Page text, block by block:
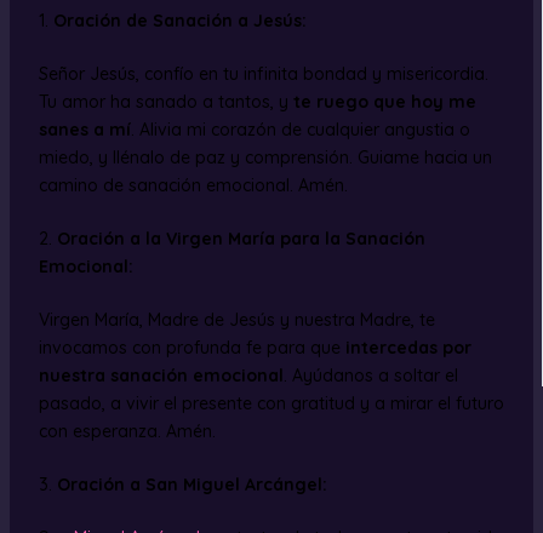
1. Oración de Sanación a Jesús:
Señor Jesús, confío en tu infinita bondad y misericordia.
Tu amor ha sanado a tantos, y te ruego que hoy me
sanes a mí. Alivia mi corazón de cualquier angustia o
miedo, y llénalo de paz y comprensión. Guiame hacia un
camino de sanación emocional. Amén.
2. Oración a la Virgen María para la Sanación
Emocional:
Virgen María, Madre de Jesús y nuestra Madre, te
invocamos con profunda fe para que intercedas por
nuestra sanación emocional. Ayúdanos a soltar el
pasado, a vivir el presente con gratitud y a mirar el futuro
con esperanza. Amén.
3. Oración a San Miguel Arcángel: